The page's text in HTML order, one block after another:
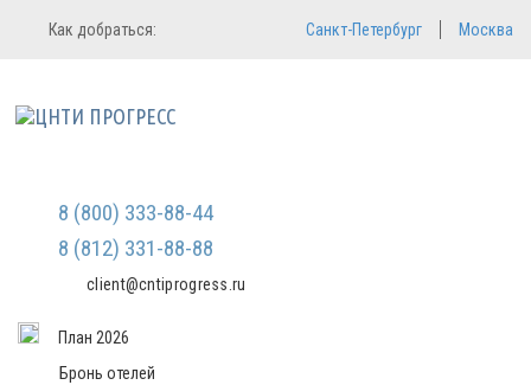
Регистрация
Мы не передаем ваши данные
третьим лицам и не рассылаем
Вход в систему
Как добраться: Санкт-Петербург Москва
8 (800) 333-88-44
8 (812) 331-88-88
client@cntiprogress.ru
План 2026
Бронь отелей